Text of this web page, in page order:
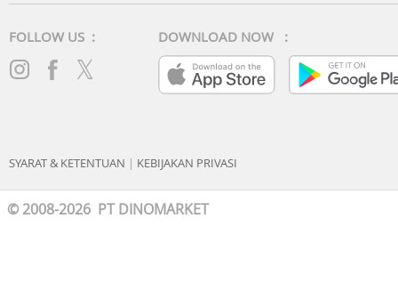
FOLLOW US : DOWNLOAD NOW :
SYARAT & KETENTUAN | KEBIJAKAN PRIVASI
© 2008-2026 PT DINOMARKET